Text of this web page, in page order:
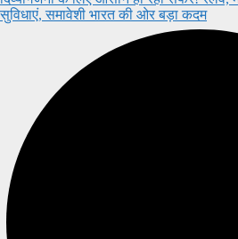
सुविधाएं, समावेशी भारत की ओर बड़ा कदम